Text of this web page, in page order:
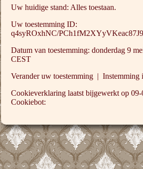
Uw huidige stand: Alles toestaan.
Uw toestemming ID:
q4syROxhNC/
Datum van toestemming: donderdag 9
CEST
Verander uw toestemming | Instemming
Cookieverklaring laatst bijgewerkt op
Cookiebot: